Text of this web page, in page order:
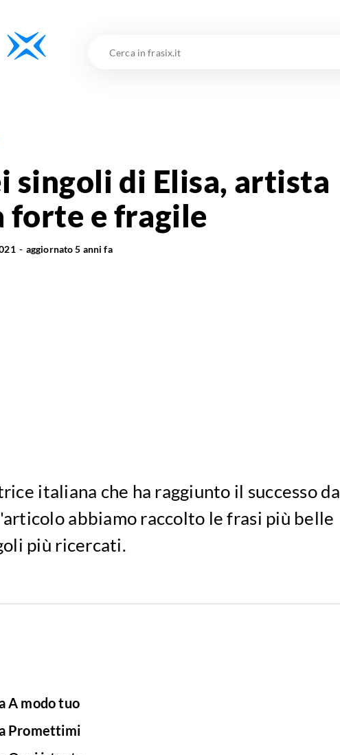
singoli di Elisa, artista
forte e fragile
aggiornato5 anni fa
italiana che ha raggiunto il successo da
abbiamo raccolto le frasi più belle
più ricercati.
A modo tuo
Promettimi